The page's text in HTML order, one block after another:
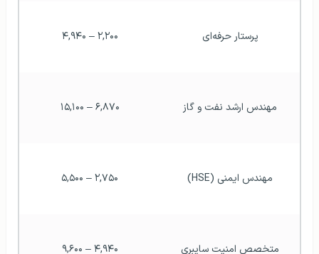
پرستار حرفه‌ای ۲,۲۰۰ – ۴,۹۴۰
مهندس ارشد نفت و گاز ۶,۸۷۰ – ۱۵,۱۰۰
مهندس ایمنی (HSE) ۲,۷۵۰ – ۵,۵۰۰
متخصص امنیت سایبری ۴,۹۴۰ – ۹,۶۰۰